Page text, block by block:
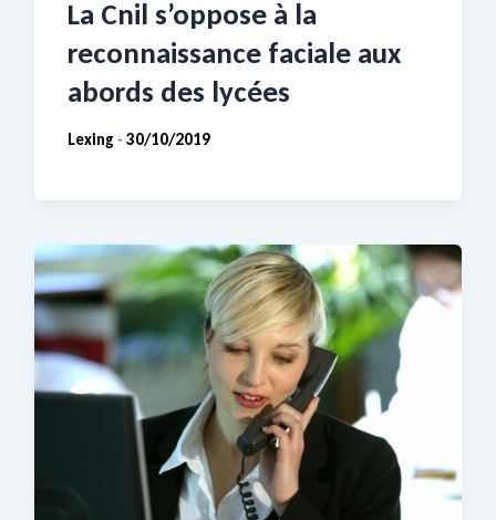
La Cnil s’oppose à la
reconnaissance faciale aux
abords des lycées
Lexing - 30/10/2019